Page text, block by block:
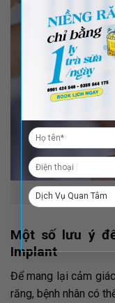
Một số lưu ý
Implant
Để mang lại cảm
răng, bệnh nhân có